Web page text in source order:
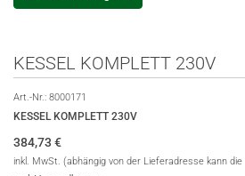
KESSEL KOMPLETT 230V
Art.-Nr.: 8000171
KESSEL KOMPLETT 230V
384,73 €
inkl. MwSt. (abhängig von der Lieferadresse kann